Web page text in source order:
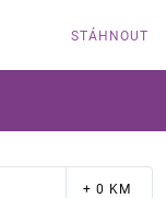
STÁHNOUT
+ 0 KM